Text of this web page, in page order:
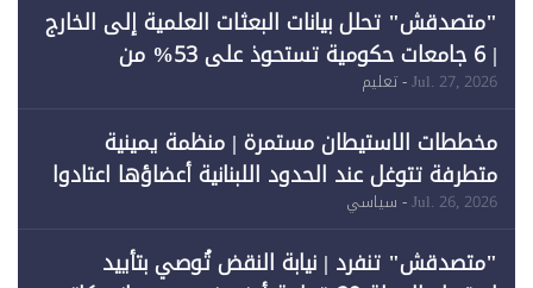
"متصدقش" تحلل بيانات البعثات العلمية إلى الخارج
| 6 جامعات حكومية تستحوذ على 53% من
Jul. 27, 2026- تعليم
مخططات الاستيطان مستمرة | منظمة يمينية
متطرفة تتوغل عند الحدود اللبنانية أعضاؤها اعتادوا
خرق الحدود
Jul. 26, 2026- سياسي
"متصدقش" تنفرد | نيابة النقض تُوصي بتأييد